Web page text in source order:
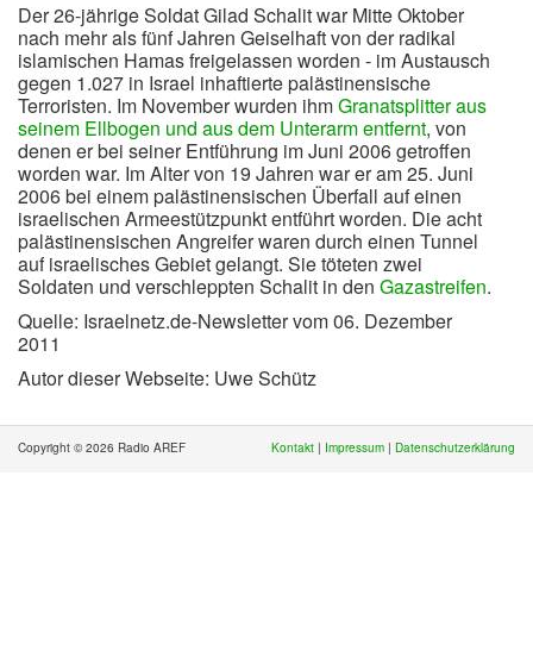
Der 26-jährige Soldat Gilad Schalit war Mitte Oktober
nach mehr als fünf Jahren Geiselhaft von der radikal
islamischen Hamas freigelassen worden - im Austausch
gegen 1.027 in Israel inhaftierte palästinensische
Terroristen. Im November wurden ihmGranatsplitter aus
seinem Ellbogen und aus dem Unterarm entfernt, von
denen er bei seiner Entführung im Juni 2006 getroffen
worden war. Im Alter von 19 Jahren war er am 25. Juni
2006 bei einem palästinensischen Überfall auf einen
israelischen Armeestützpunkt entführt worden. Die acht
palästinensischen Angreifer waren durch einen Tunnel
auf israelisches Gebiet gelangt. Sie töteten zwei
Soldaten und verschleppten Schalit in den Gazastreifen.
Quelle: Israelnetz.de-Newsletter vom 06. Dezember
2011
Autor dieser Webseite: Uwe Schütz
Copyright © 2026 Radio AREF Kontakt | Impressum | Datenschutzerklärung